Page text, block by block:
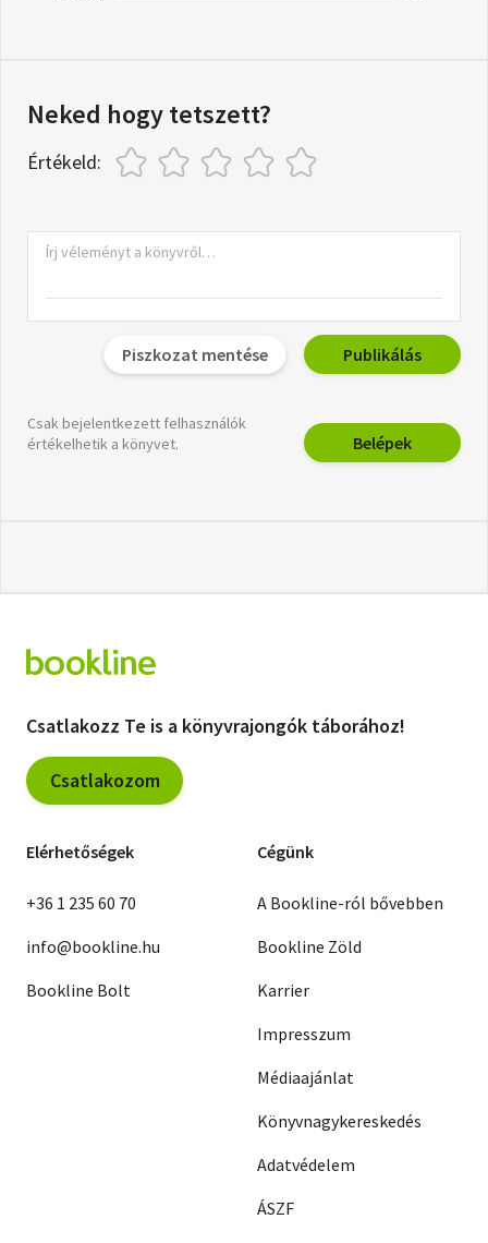
Neked hogy tetszett?
Értékeld:
Piszkozat mentése Publikálás
Csak bejelentkezett felhasználók
értékelhetik a könyvet.
Belépek
Csatlakozz Te is a könyvrajongók táborához!
Csatlakozom
Elérhetőségek
+36 1 235 60 70
info@bookline.hu
Bookline Bolt
Cégünk
A Bookline-ról bővebben
Bookline Zöld
Karrier
Impresszum
Médiaajánlat
Könyvnagykereskedés
Adatvédelem
ÁSZF